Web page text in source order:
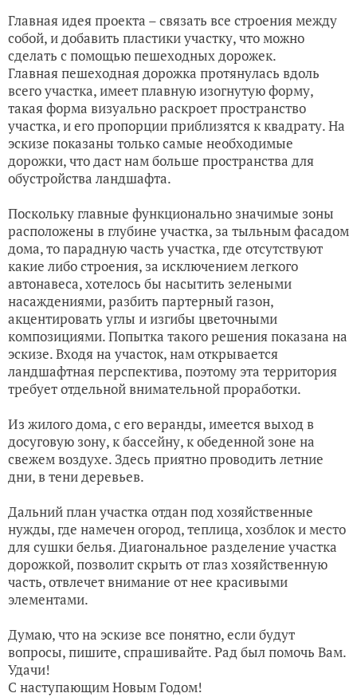
Главная идея проекта – связать все строения между
собой, и добавить пластики участку, что можно
сделать с помощью пешеходных дорожек.
Главная пешеходная дорожка протянулась вдоль
всего участка, имеет плавную изогнутую форму,
такая форма визуально раскроет пространство
участка, и его пропорции приблизятся к квадрату. На
эскизе показаны только самые необходимые
дорожки, что даст нам больше пространства для
обустройства ландшафта.
Поскольку главные функционально значимые зоны
расположены в глубине участка, за тыльным фасадом
дома, то парадную часть участка, где отсутствуют
какие либо строения, за исключением легкого
автонавеса, хотелось бы насытить зелеными
насаждениями, разбить партерный газон,
акцентировать углы и изгибы цветочными
композициями. Попытка такого решения показана на
эскизе. Входя на участок, нам открывается
ландшафтная перспектива, поэтому эта территория
требует отдельной внимательной проработки.
Из жилого дома, с его веранды, имеется выход в
досуговую зону, к бассейну, к обеденной зоне на
свежем воздухе. Здесь приятно проводить летние
дни, в тени деревьев.
Дальний план участка отдан под хозяйственные
нужды, где намечен огород, теплица, хозблок и место
для сушки белья. Диагональное разделение участка
дорожкой, позволит скрыть от глаз хозяйственную
часть, отвлечет внимание от нее красивыми
элементами.
Думаю, что на эскизе все понятно, если будут
вопросы, пишите, спрашивайте. Рад был помочь Вам.
Удачи!
С наступающим Новым Годом!